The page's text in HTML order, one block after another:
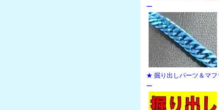
ー
★ 掘り出しパーツ＆マフ
ー